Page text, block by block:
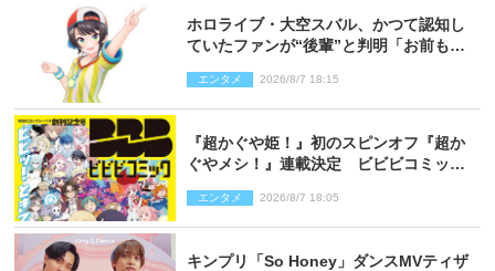
ホロライブ・大空スバル、かつて認知し
ていたファンが“後輩”と判明「お前もし
エンタメ 2026/8/7 18:15
『超かぐや姫！』初のスピンオフ『超か
ぐやメシ！』連載決定 ビビビコミック
エンタメ 2026/8/7 18:05
キンプリ「So Honey」ダンスMVティザ